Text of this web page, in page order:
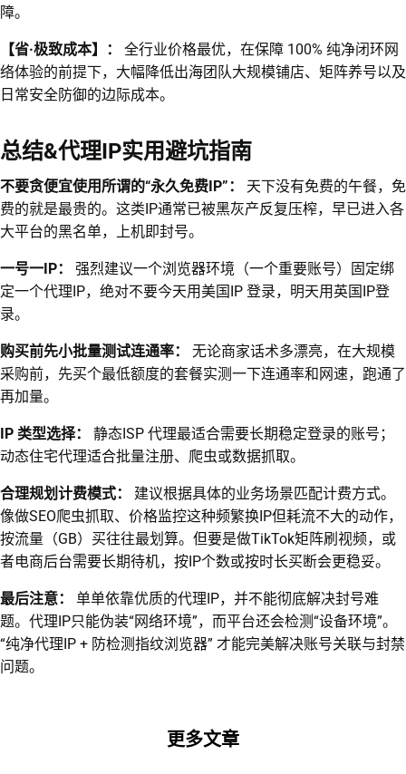
障。
【省·极致成本】：
全行业价格最优，在保障 100% 纯净闭环网
络体验的前提下，大幅降低出海团队大规模铺店、矩阵养号以及
日常安全防御的边际成本。
总结&代理IP实用避坑指南
不要贪便宜使用所谓的“永久免费IP”：
天下没有免费的午餐，免
费的就是最贵的。这类IP通常已被黑灰产反复压榨，早已进入各
大平台的黑名单，上机即封号。
一号一IP：
强烈建议一个浏览器环境（一个重要账号）固定绑
定一个代理IP，绝对不要今天用美国IP 登录，明天用英国IP登
录。
购买前先小批量测试连通率：
无论商家话术多漂亮，在大规模
采购前，先买个最低额度的套餐实测一下连通率和网速，跑通了
再加量。
IP 类型选择：
静态ISP 代理最适合需要长期稳定登录的账号；
动态住宅代理适合批量注册、爬虫或数据抓取。
合理规划计费模式：
建议根据具体的业务场景匹配计费方式。
像做SEO爬虫抓取、价格监控这种频繁换IP但耗流不大的动作，
按流量（GB）买往往最划算。但要是做TikTok矩阵刷视频，或
者电商后台需要长期待机，按IP个数或按时长买断会更稳妥。
最后注意：
单单依靠优质的代理IP，并不能彻底解决封号难
题。代理IP只能伪装“网络环境”，而平台还会检测“设备环境”。
“纯净代理IP + 防检测指纹浏览器” 才能完美解决账号关联与封禁
问题。
更多文章